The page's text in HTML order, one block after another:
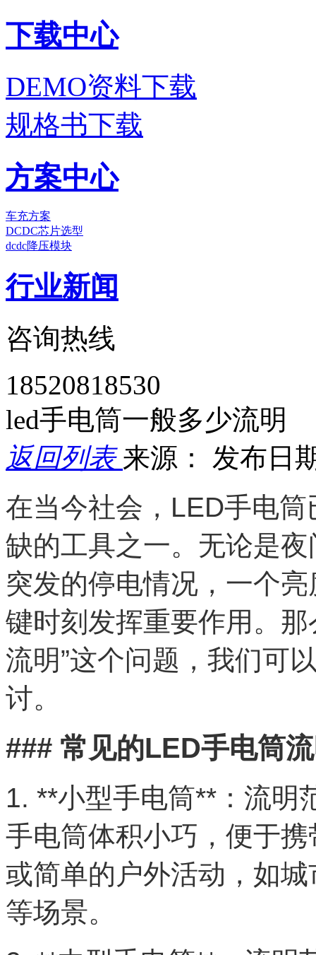
下载中心
DEMO资料下载
规格书下载
方案中心
车充方案
DCDC芯片选型
dcdc降压模块
行业新闻
咨询热线
18520818530
led手电筒一般多少流明
返回列表来源： 发布日
在当今社会，LED手电
缺的工具之一。无论是
突发的停电情况，一个
键时刻发挥重要作用。
流明”这个问题，我们可
讨。
### 常见的LED手电筒
1. **小型手电筒**：流明
手电筒体积小巧，便于
或简单的户外活动，如
等场景。